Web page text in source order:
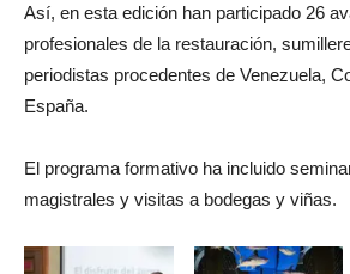
Así, en esta edición han participado 26
profesionales de la restauración,
periodistas procedentes de Venezuela,
España.
El programa formativo ha incluido
magistrales y visitas a bodegas y viñas.